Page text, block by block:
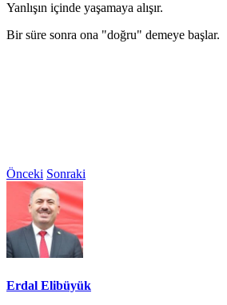
Yanlışın içinde yaşamaya alışır.
Bir süre sonra ona "doğru" demeye başlar.
Önceki Sonraki
Erdal Elibüyük